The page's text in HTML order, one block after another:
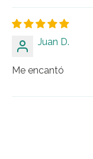
Juan D.
Me encantó